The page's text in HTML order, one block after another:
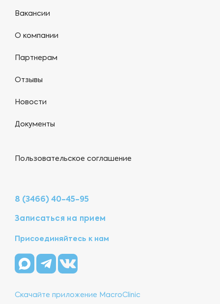
Вакансии
О компании
Партнерам
Отзывы
Новости
Документы
Пользовательское соглашение
8 (3466) 40-45-95
Записаться на прием
Присоединяйтесь к нам
Скачайте приложение MacroClinic